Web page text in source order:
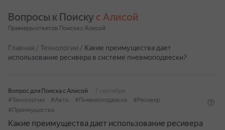
Вопросы к Поиску с Алисой
Примеры ответов Поиска с Алисой
Главная / Технологии / Какие преимущества дает
использование ресивера в системе пневмоподвески?
Вопрос для Поиска с Алисой
7 сентября
#Технологии
#Авто #Пневмоподвеска
#Ресивер
#Преимущества
Какие преимущества дает использование ресивера